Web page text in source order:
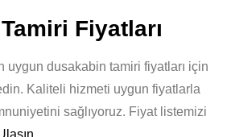
Fiyatları
uygun dusakabin tamiri fiyatları için
Kaliteli hizmeti uygun fiyatlarla
sağlıyoruz. Fiyat listemizi
.